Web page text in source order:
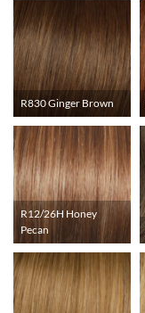
R830 Ginger Brown
R12/26H Honey
Pecan